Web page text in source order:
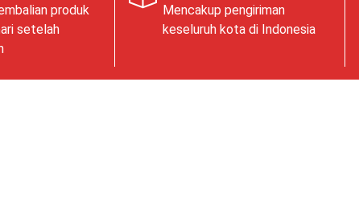
produk
setelah
Mencakup pengiriman
keseluruh kota di Indonesia